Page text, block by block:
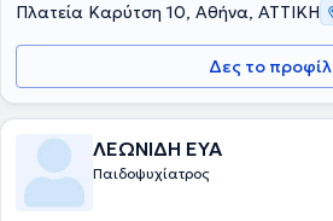
Πλατεία Καρύτση 10, Αθήνα, ΑΤΤΙΚΗ
Δες το προφίλ
ΛΕΩΝΙΔΗ ΕΥΑ
Παιδοψυχίατρος